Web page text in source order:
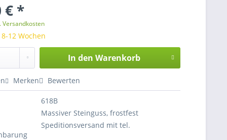
€ *
Versandkosten
12 Wochen
In den Warenkorb
Merken Bewerten
618B
Massiver Steinguss, frostfest
Speditionsversand mit tel.